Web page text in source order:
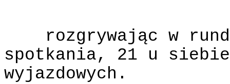
rozgrywając w
spotkania, 21 u
wyjazdowych.